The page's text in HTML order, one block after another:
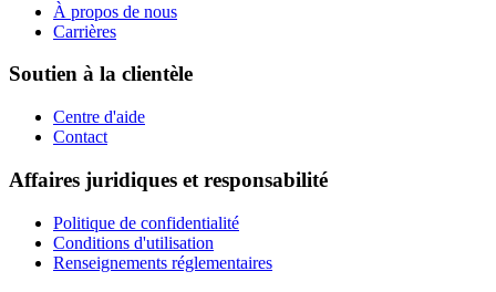
À propos de nous
Carrières
Soutien à la clientèle
Centre d'aide
Contact
Affaires juridiques et responsabilité
Politique de confidentialité
Conditions d'utilisation
Renseignements réglementaires